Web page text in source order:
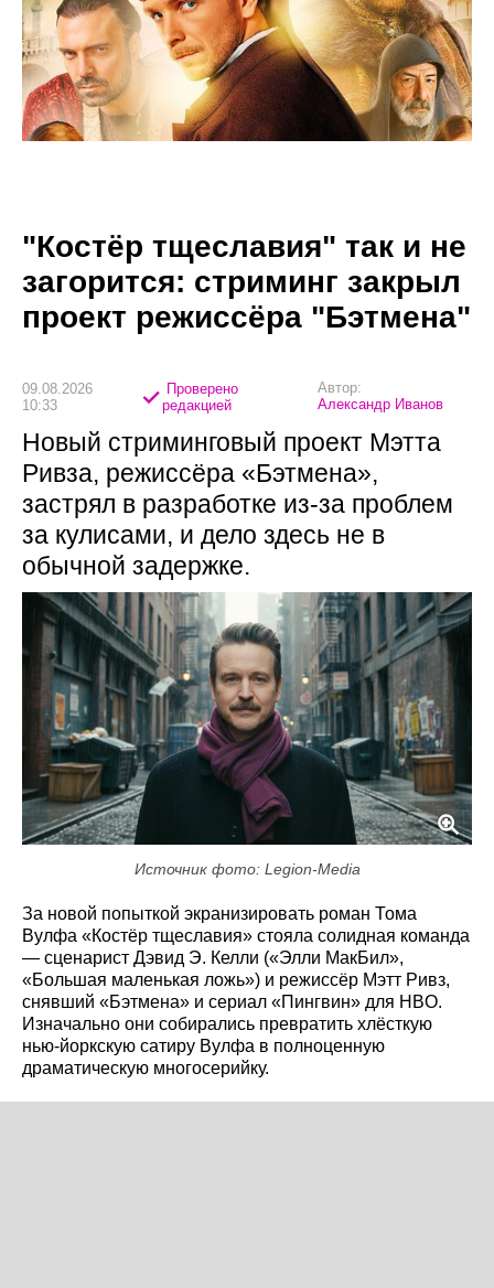
"Костёр тщеславия" так и не
загорится: стриминг закрыл
проект режиссёра "Бэтмена"
09.08.2026
10:33
Проверено
редакцией
Автор:
Александр Иванов
Новый стриминговый проект Мэтта
Ривза, режиссёра «Бэтмена»,
застрял в разработке из-за проблем
за кулисами, и дело здесь не в
обычной задержке.
Источник фото: Legion-Media
За новой попыткой экранизировать роман Тома
Вулфа «Костёр тщеславия» стояла солидная команда
— сценарист Дэвид Э. Келли («Элли МакБил»,
«Большая маленькая ложь») и режиссёр Мэтт Ривз,
снявший «Бэтмена» и сериал «Пингвин» для HBO.
Изначально они собирались превратить хлёсткую
нью-йоркскую сатиру Вулфа в полноценную
драматическую многосерийку.